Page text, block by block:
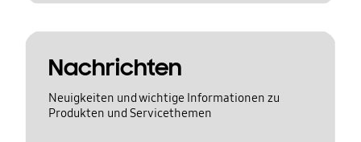
Nachrichten
Neuigkeiten und wichtige Informationen zu
Produkten und Servicethemen